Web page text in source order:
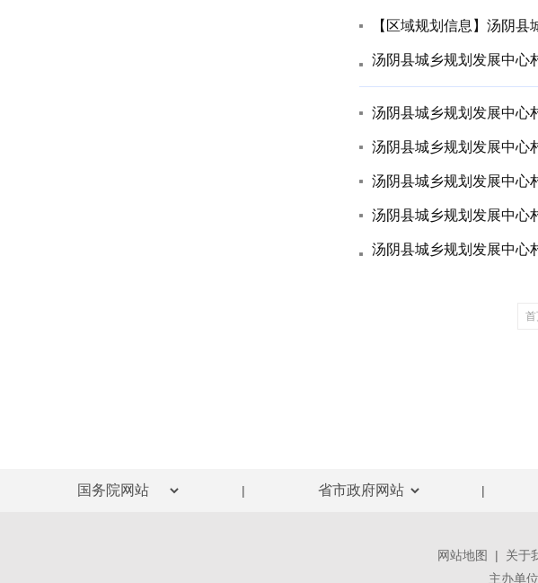
【区域规划信息】汤阴
汤阴县城乡规划发展中
汤阴县城乡规划发展中心
汤阴县城乡规划发展中心
| |
网站地图 | 关于
主办单